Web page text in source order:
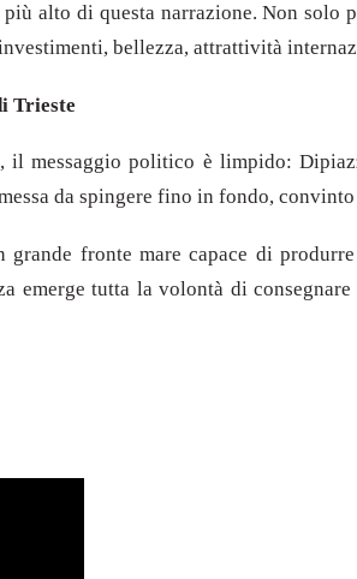
alto di questa narrazione. Non solo
bellezza, attrattività
Trieste
messaggio politico è limpido:
da spingere fino in fondo,
fronte mare capace di
emerge tutta la volontà di